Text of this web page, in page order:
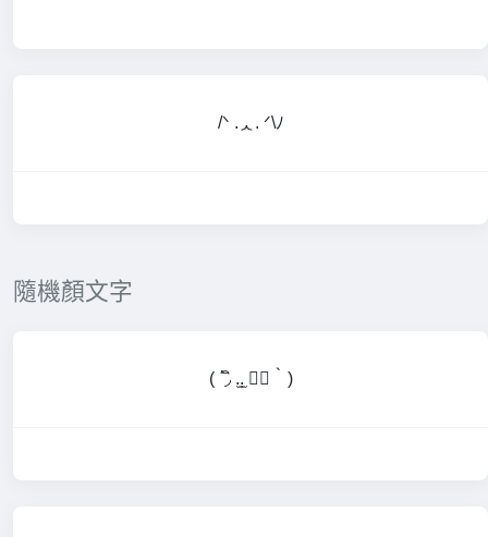
/ᐠ .ᆺ. ᐟ\ﾉ
隨機顏文字
( ΄◞ิ .̫.̫ ◟ิ‵)